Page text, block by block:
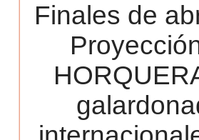
Finales de